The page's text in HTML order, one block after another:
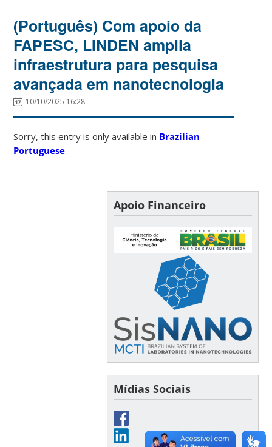
(Português) Com apoio da
FAPESC, LINDEN amplia
infraestrutura para pesquisa
avançada em nanotecnologia
10/10/2025 16:28
Sorry, this entry is only available in Brazilian
Portuguese.
Apoio Financeiro
Mídias Sociais